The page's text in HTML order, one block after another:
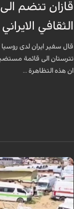
قازان تنضم
الثقافي
قال سفير ايران لدى
تترستان الى قائمة
ان هذه التظاهرة ...